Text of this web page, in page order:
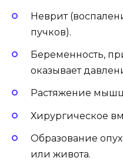
Неврит
пучков).
Беременность,
оказывает
Растяжение мышц
Хирургическое
Образование
или живота.